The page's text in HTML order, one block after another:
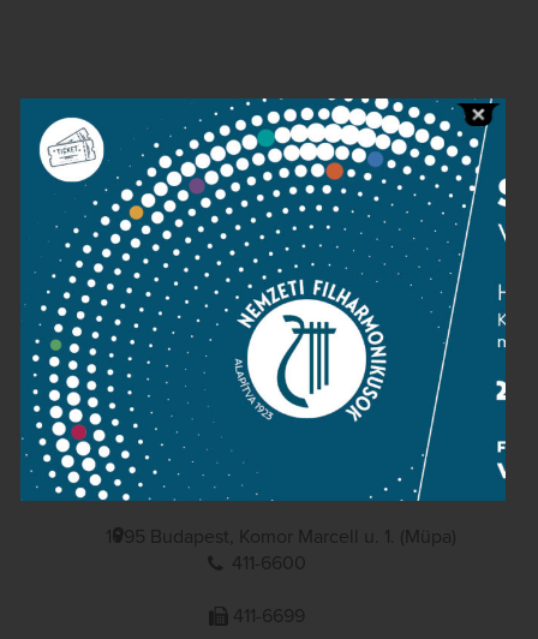
Contact
Public information
Press room
Terms and privacy
Imprint
NATIONAL PHILHARMONIC
1095 Budapest, Komor Marcell u. 1. (Müpa)
411-6600
411-6699